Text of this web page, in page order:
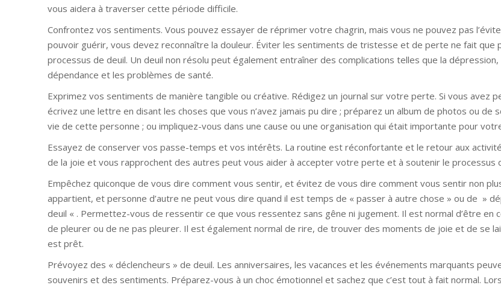
vous aidera à traverser cette période difficile.
Confrontez vos sentiments. Vous pouvez essayer de réprimer votre chagrin, mais vous ne pouvez pas
pouvoir guérir, vous devez reconnaître la douleur. Éviter les sentiments de tristesse et de perte ne fait que
processus de deuil. Un deuil non résolu peut également entraîner des complications telles que la dépression,
dépendance et les problèmes de santé.
Exprimez vos sentiments de manière tangible ou créative. Rédigez un journal sur votre perte. Si vous avez
écrivez une lettre en disant les choses que vous n’avez jamais pu dire ; préparez un album de photos ou de
vie de cette personne ; ou impliquez-vous dans une cause ou une organisation qui était importante pour
Essayez de conserver vos passe-temps et vos intérêts. La routine est réconfortante et le retour aux
de la joie et vous rapprochent des autres peut vous aider à accepter votre perte et à soutenir le processus
Empêchez quiconque de vous dire comment vous sentir, et évitez de vous dire comment vous sentir non
appartient, et personne d’autre ne peut vous dire quand il est temps de « passer à autre chose » ou de »
deuil « . Permettez-vous de ressentir ce que vous ressentez sans gêne ni jugement. Il est normal d’être en
de pleurer ou de ne pas pleurer. Il est également normal de rire, de trouver des moments de joie et de se
est prêt.
Prévoyez des « déclencheurs » de deuil. Les anniversaires, les vacances et les événements marquants
souvenirs et des sentiments. Préparez-vous à un choc émotionnel et sachez que c’est tout à fait normal.